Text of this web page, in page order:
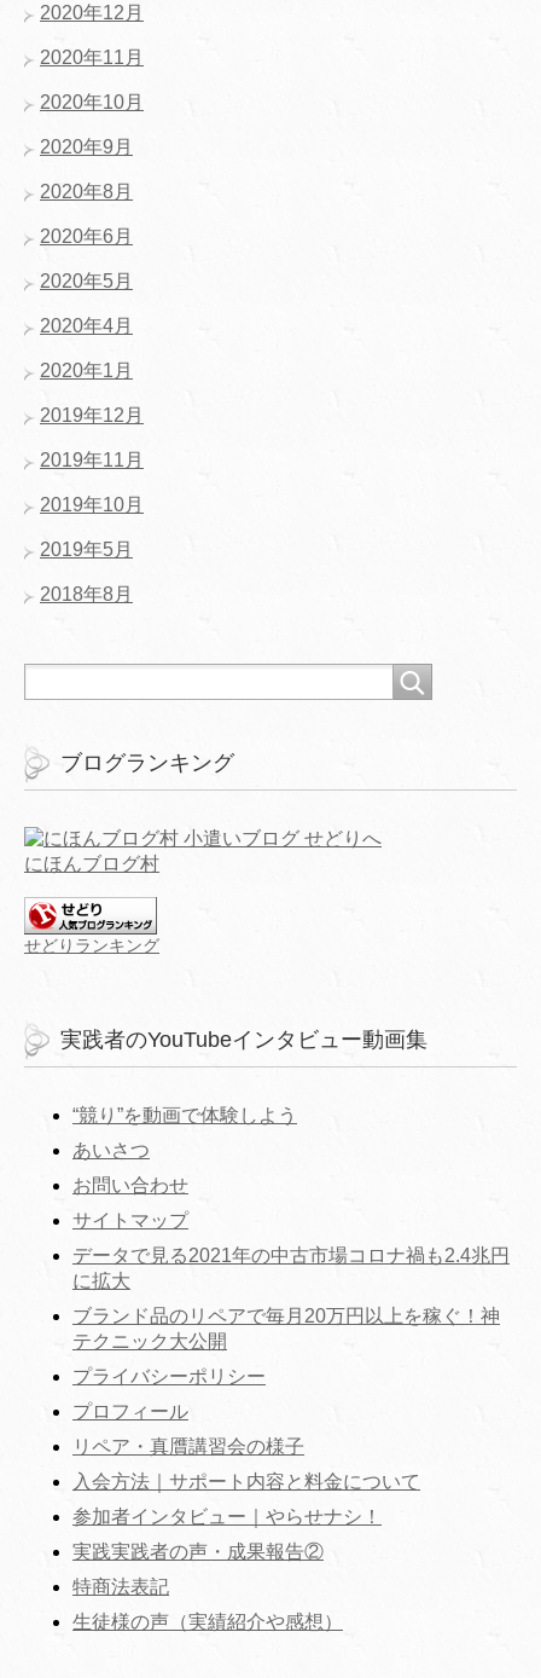
2020年12月
2020年11月
2020年10月
2020年9月
2020年8月
2020年6月
2020年5月
2020年4月
2020年1月
2019年12月
2019年11月
2019年10月
2019年5月
2018年8月
ブログランキング
にほんブログ村
せどりランキング
実践者のYouTubeインタビュー動画集
“競り”を動画で体験しよう
あいさつ
お問い合わせ
サイトマップ
データで見る2021年の中古市場コロナ禍も2.4兆円
に拡大
ブランド品のリペアで毎月20万円以上を稼ぐ！神
テクニック大公開
プライバシーポリシー
プロフィール
リペア・真贋講習会の様子
入会方法｜サポート内容と料金について
参加者インタビュー｜やらせナシ！
実践実践者の声・成果報告②
特商法表記
生徒様の声（実績紹介や感想）